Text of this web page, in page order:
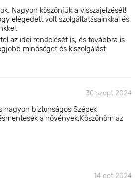
Nagyon köszönjük a visszajelzését!
elégedett volt szolgáltatásainkkal és
az idei rendelését is, és továbbra is
minőséget és kiszolgálást
30 szept 2024
nagyon biztonságos,Szépek
a növények,Köszönöm az
14 oct 2024